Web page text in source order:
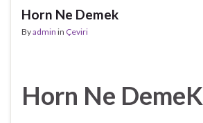
Horn Ne Demek
Byadmin in Çeviri
Horn Ne DemeK